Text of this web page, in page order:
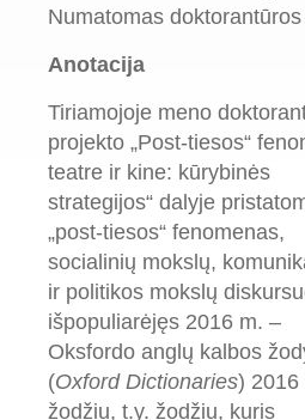
Numatomas
Anotacija
Tiriamojoje meno
projekto „Post-tiesos“
teatre ir kine: kūrybinės
strategijos“ dalyje
„post-tiesos“ fenomenas,
socialinių mokslų,
ir politikos mokslų
išpopuliarėjęs 2016 m. –
Oksfordo anglų kalbos
(Oxford Dictionaries) 2016
žodžiu, t.y. žodžiu, kuris